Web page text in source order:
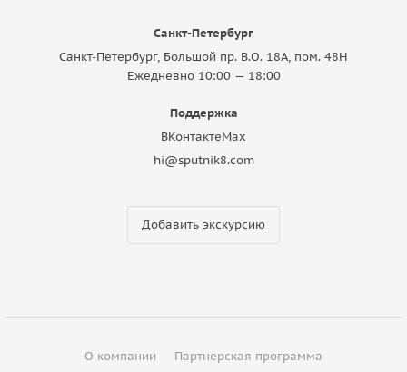
Санкт-Петербург
Санкт-Петербург, Большой пр. В.О. 18A, пом. 48Н
Ежедневно 10:00 — 18:00
Поддержка
ВКонтактеMax
hi@sputnik8.com
Добавить экскурсию
О компании Партнерская программа